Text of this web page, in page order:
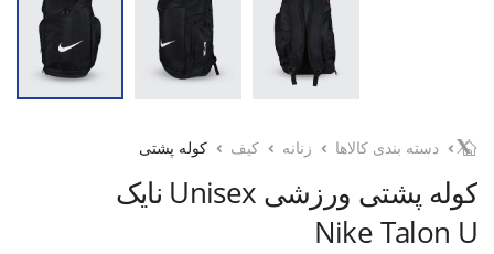
دسته بندی کالاها زنانه کیف کوله پشتی
کوله پشتی ورزشی Unisex نایک
Nike Talon U